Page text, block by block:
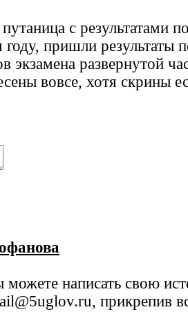
с результатами
пришли результаты
экзамена развернутой
вовсе, хотя скрины
можете написать свою
прикрепив